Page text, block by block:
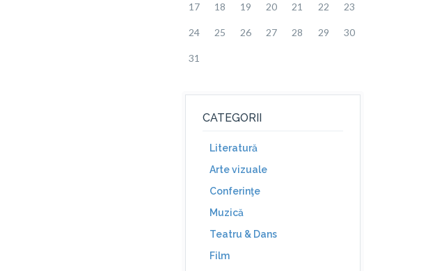
17 18 19 20 21 22 23
24 25 26 27 28 29 30
31
CATEGORII
Literatură
Arte vizuale
Conferinţe
Muzică
Teatru & Dans
Film